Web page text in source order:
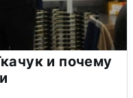
и почему